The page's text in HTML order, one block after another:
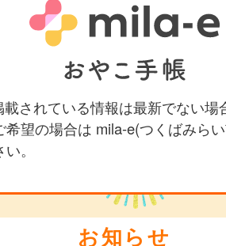
されている情報は最新でない場
希望の場合は mila-e(つくばみら
。
お知らせ